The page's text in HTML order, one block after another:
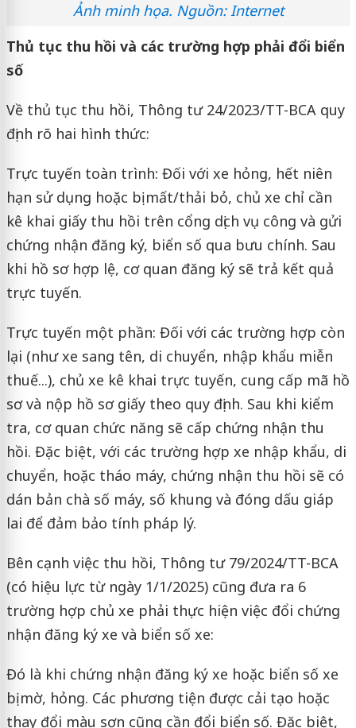
Ảnh minh họa. Nguồn: Internet
Thủ tục thu hồi và các trường hợp phải đổi biển
số
Về thủ tục thu hồi, Thông tư 24/2023/TT-BCA quy
định rõ hai hình thức:
Trực tuyến toàn trình: Đối với xe hỏng, hết niên
hạn sử dụng hoặc bị mất/thải bỏ, chủ xe chỉ cần
kê khai giấy thu hồi trên cổng dịch vụ công và gửi
chứng nhận đăng ký, biển số qua bưu chính. Sau
khi hồ sơ hợp lệ, cơ quan đăng ký sẽ trả kết quả
trực tuyến.
Trực tuyến một phần: Đối với các trường hợp còn
lại (như xe sang tên, di chuyển, nhập khẩu miễn
thuế...), chủ xe kê khai trực tuyến, cung cấp mã hồ
sơ và nộp hồ sơ giấy theo quy định. Sau khi kiểm
tra, cơ quan chức năng sẽ cấp chứng nhận thu
hồi. Đặc biệt, với các trường hợp xe nhập khẩu, di
chuyển, hoặc tháo máy, chứng nhận thu hồi sẽ có
dán bản chà số máy, số khung và đóng dấu giáp
lai để đảm bảo tính pháp lý.
Bên cạnh việc thu hồi, Thông tư 79/2024/TT-BCA
(có hiệu lực từ ngày 1/1/2025) cũng đưa ra 6
trường hợp chủ xe phải thực hiện việc đổi chứng
nhận đăng ký xe và biển số xe:
Đó là khi chứng nhận đăng ký xe hoặc biển số xe
bị mờ, hỏng. Các phương tiện được cải tạo hoặc
thay đổi màu sơn cũng cần đổi biển số. Đặc biệt,